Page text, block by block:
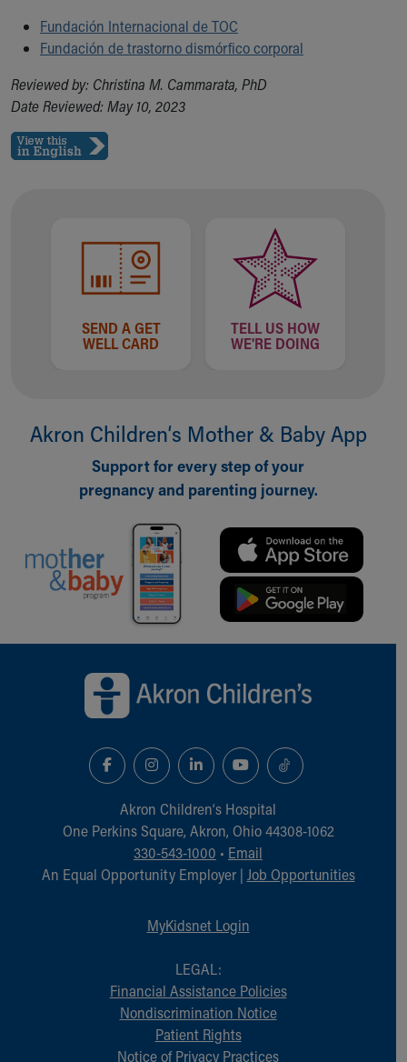
Fundación Internacional de TOC
Fundación de trastorno dismórfico corporal
Reviewed by: Christina M. Cammarata, PhD
Date Reviewed: May 10, 2023
SEND A GET
WELL CARD
TELL US HOW
WE'RE DOING
Akron Children‘s Mother & Baby App
Support for every step of your
pregnancy and parenting journey.
Akron Children‘s Hospital
One Perkins Square, Akron, Ohio 44308-1062
330-543-1000 • Email
An Equal Opportunity Employer | Job Opportunities
MyKidsnet Login
LEGAL:
Financial Assistance Policies
Nondiscrimination Notice
Patient Rights
Notice of Privacy Practices